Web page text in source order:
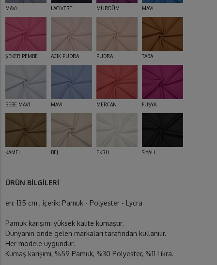
MAVİ LACİVERT MÜRDÜM MAVİ
ŞEKER PEMBE AÇIK PUDRA PUDRA TABA
BEBE MAVİ MAVİ MERCAN FUŞYA
KAMEL BEJ EKRU SİYAH
ÜRÜN BİLGİLERİ
en: 135 cm , içerik: Pamuk - Polyester - Lycra
Pamuk karışımı yüksek kalite kumaştır.
Dünyanın önde gelen markaları tarafından kullanılır.
Her modele uygundur.
Kumaş karışımı, %59 Pamuk, %30 Polyester, %11 Likra.